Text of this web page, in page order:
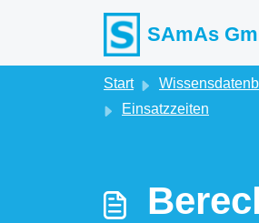
SAmAs
Start
Einsatzzeiten